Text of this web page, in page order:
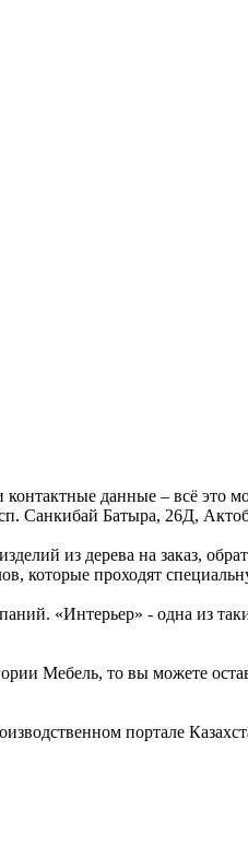
данные – всё это
Санкибай Батыра, 26Д,
из дерева на заказ,
которые проходят
«Интерьер» - одна из
Мебель, то вы можете
портале